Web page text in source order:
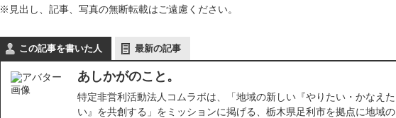
※見出し、記事、写真の無断転載はご遠慮ください。
この記事を書いた人 最新の記事
あしかがのこと。
特定非営利活動法人コムラボは、「地域の新しい『やりたい・かなえた
い』を共創する」をミッションに掲げる、栃木県足利市を拠点に地域の